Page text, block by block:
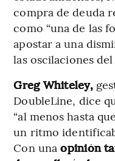
compra de deuda
como “una de las
apostar a una
las oscilaciones
Greg Whiteley,
DoubleLine, dice
“al menos hasta
un ritmo
Con una opinión